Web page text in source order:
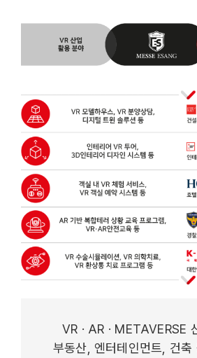
VR · AR · METAVERSE
부동산, 엔터테인먼트, 건축